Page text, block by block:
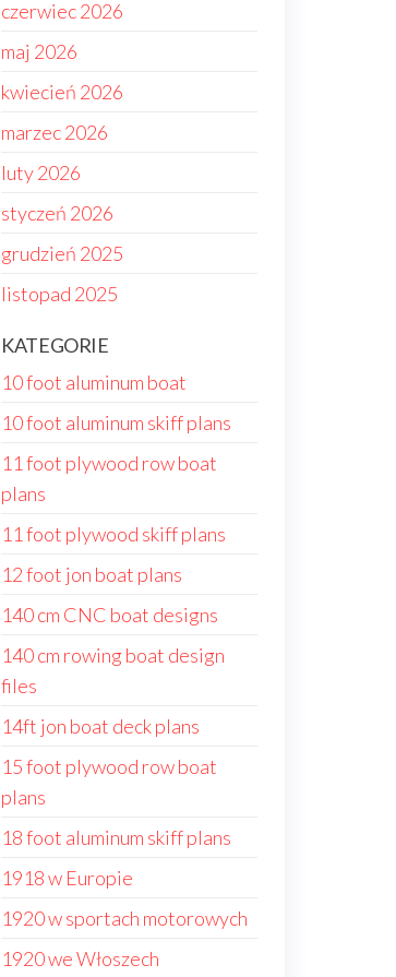
czerwiec 2026
maj 2026
kwiecień 2026
marzec 2026
luty 2026
styczeń 2026
grudzień 2025
listopad 2025
KATEGORIE
10 foot aluminum boat
10 foot aluminum skiff plans
11 foot plywood row boat
plans
11 foot plywood skiff plans
12 foot jon boat plans
140 cm CNC boat designs
140 cm rowing boat design
files
14ft jon boat deck plans
15 foot plywood row boat
plans
18 foot aluminum skiff plans
1918 w Europie
1920 w sportach motorowych
1920 we Włoszech